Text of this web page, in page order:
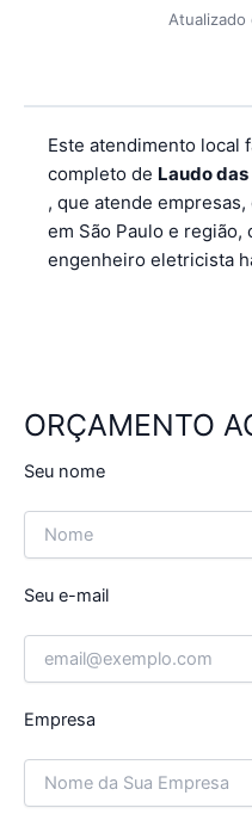
Atualizado
Este atendimento local
completo de Laudo
, que atende
em São Paulo e região,
engenheiro eletricista
ORÇAMENTO
Seu nome
Seu e-mail
Empresa